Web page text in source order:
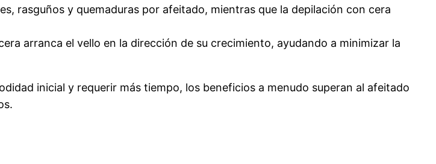
rasguños y quemaduras por afeitado, mientras que la depilación con cera
arranca el vello en la dirección de su crecimiento, ayudando a minimizar la
inicial y requerir más tiempo, los beneficios a menudo superan al afeitado